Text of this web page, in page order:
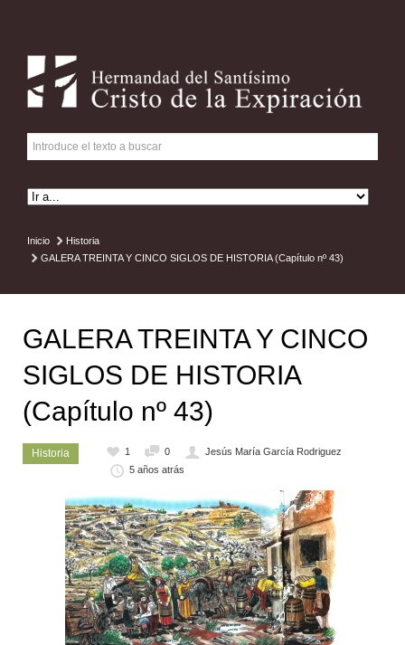
Inicio
Historia
GALERA TREINTA Y CINCO SIGLOS DE HISTORIA (Capítulo nº 43)
GALERA TREINTA Y CINCO
SIGLOS DE HISTORIA
(Capítulo nº 43)
Historia 1 0
Jesús María García Rodriguez
5 años atrás